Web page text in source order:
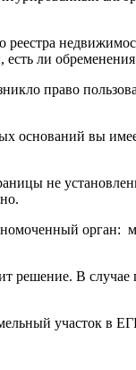
реестра
есть ли
право
оснований вы
не
решение. В
участок в